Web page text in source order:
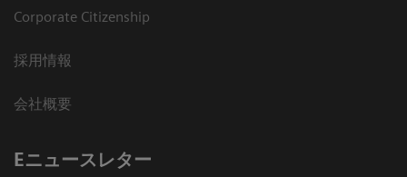
Corporate Citizenship
採用情報
会社概要
Eニュースレター